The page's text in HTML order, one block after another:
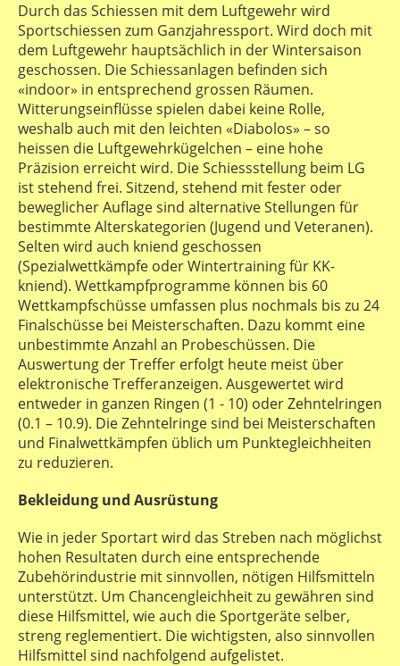
Durch das Schiessen mit dem Luftgewehr wird
Sportschiessen zum Ganzjahressport. Wird doch mit
dem Luftgewehr hauptsächlich in der Wintersaison
geschossen. Die Schiessanlagen befinden sich
«indoor» in entsprechend grossen Räumen.
Witterungseinflüsse spielen dabei keine Rolle,
weshalb auch mit den leichten «Diabolos» – so
heissen die Luftgewehrkügelchen – eine hohe
Präzision erreicht wird. Die Schiessstellung beim LG
ist stehend frei. Sitzend, stehend mit fester oder
beweglicher Auflage sind alternative Stellungen für
bestimmte Alterskategorien (Jugend und Veteranen).
Selten wird auch kniend geschossen
(Spezialwettkämpfe oder Wintertraining für KK-
kniend). Wettkampfprogramme können bis 60
Wettkampfschüsse umfassen plus nochmals bis zu 24
Finalschüsse bei Meisterschaften. Dazu kommt eine
unbestimmte Anzahl an Probeschüssen. Die
Auswertung der Treffer erfolgt heute meist über
elektronische Trefferanzeigen. Ausgewertet wird
entweder in ganzen Ringen (1 - 10) oder Zehntelringen
(0.1 – 10.9). Die Zehntelringe sind bei Meisterschaften
und Finalwettkämpfen üblich um Punktegleichheiten
zu reduzieren.
Bekleidung und Ausrüstung
Wie in jeder Sportart wird das Streben nach möglichst
hohen Resultaten durch eine entsprechende
Zubehörindustrie mit sinnvollen, nötigen Hilfsmitteln
unterstützt. Um Chancengleichheit zu gewähren sind
diese Hilfsmittel, wie auch die Sportgeräte selber,
streng reglementiert. Die wichtigsten, also sinnvollen
Hilfsmittel sind nachfolgend aufgelistet.